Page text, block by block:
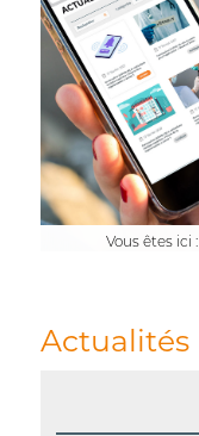
Contact
Vous êtes ici :
Actualités